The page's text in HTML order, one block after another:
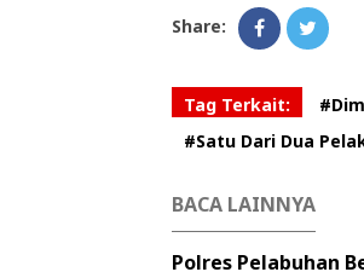
Share:
Tag Terkait:
#Satu Dari Dua
BACA LAINNYA
Polres Pelabuhan